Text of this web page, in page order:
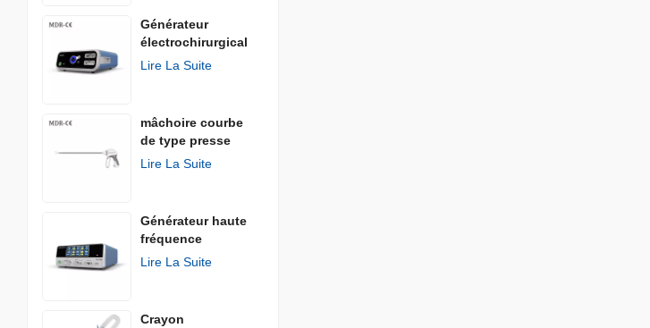
Générateur
électrochirurgical
AGISEAL
Lire La Suite
mâchoire courbe
de type presse
Lire La Suite
Générateur haute
fréquence
Lire La Suite
Crayon